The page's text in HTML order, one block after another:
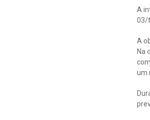
A
03/
A
Na
um